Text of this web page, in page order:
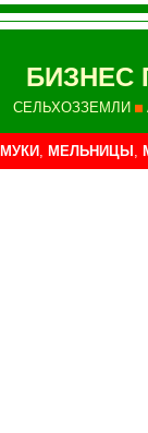
БИЗНЕС
СЕЛЬХОЗЗЕМЛИ
, МЕЛЬНИЦЫ ,